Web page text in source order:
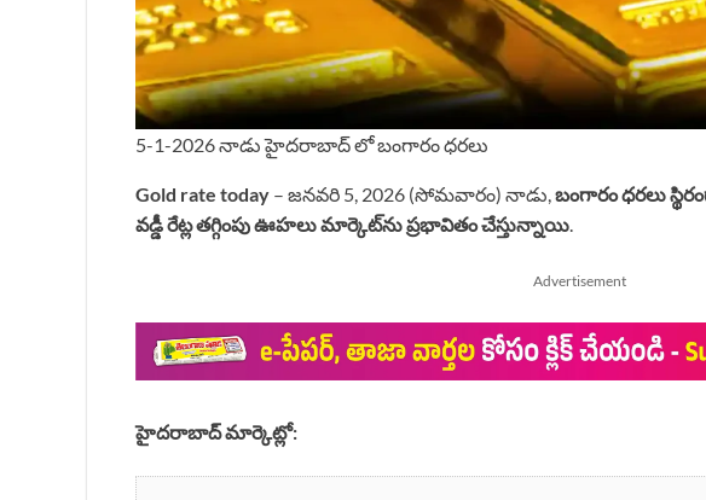
5-1-2026 నాడు హైదరాబాద్ లో బంగారం ధరలు
Gold rate today – జనవరి 5, 2026 (సోమవారం) నాడు,బంగారం ధరలు
వడ్డీ రేట్ల తగ్గింపు ఊహలు మార్కెట్‌ను ప్రభావితం చేస్తున్నాయి.
Advertisement
హైదరాబాద్ మార్కెట్లో: